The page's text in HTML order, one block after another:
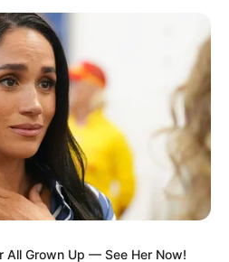
All Grown Up — See Her Now!